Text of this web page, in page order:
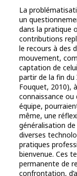
La
un
dans la pratique
contributions
le recours à des
mouvement,
captation de
partir de la fin du
Fouquet, 2010),
connaissance ou
équipe,
même, une
généralisation
diverses
pratiques
bienvenue. Ces
permanente de
confrontation,